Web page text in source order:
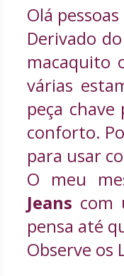
Olá pessoas
Derivado
macaquito
várias
peça
conforto.
para usar
O meu
Jeans com
pensa até
Observe os